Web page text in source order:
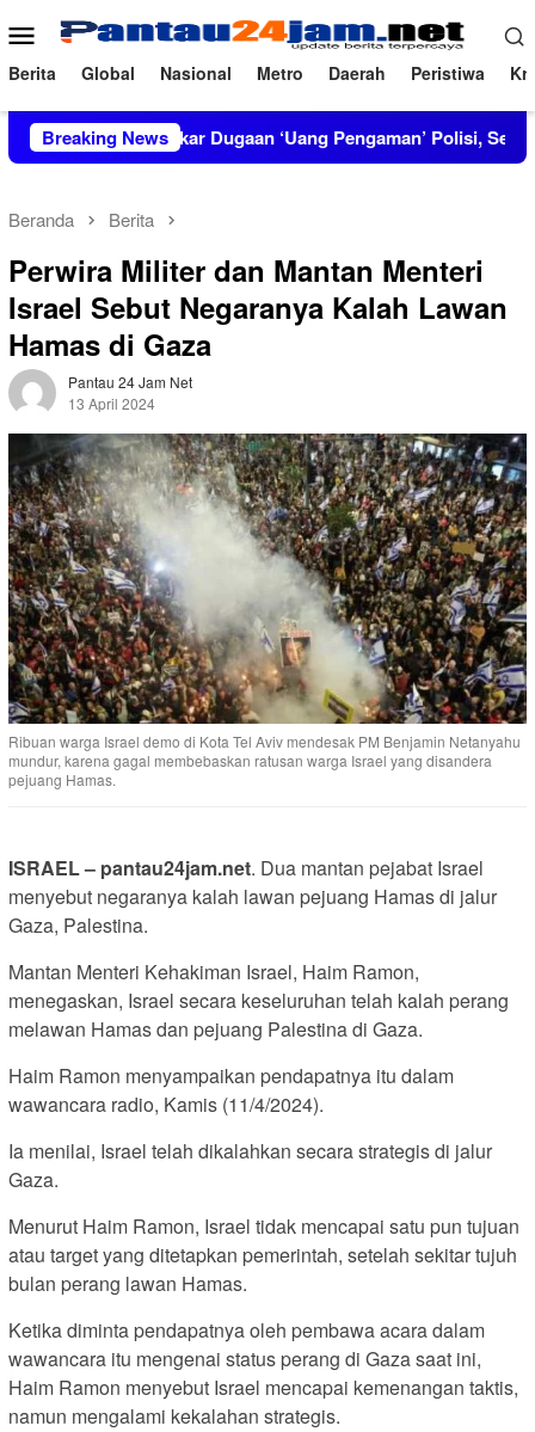
ke
konten
Menu
Mobile
Berita Global Nasional Metro Daerah Peristiwa
Breaking News
IRT Bongkar Dugaan ‘Uang Pengaman’ Polisi, Setor Rp2,5
Beranda Berita
Perwira Militer dan Mantan Menteri
Israel Sebut Negaranya Kalah Lawan
Hamas di Gaza
Pantau 24 Jam Net
13 April 2024
Ribuan warga Israel demo di Kota Tel Aviv mendesak PM Benjamin Netanyahu
mundur, karena gagal membebaskan ratusan warga Israel yang disandera
pejuang Hamas.
ISRAEL – pantau24jam.net. Dua mantan pejabat Israel
menyebut negaranya kalah lawan pejuang Hamas di jalur
Gaza, Palestina.
Mantan Menteri Kehakiman Israel, Haim Ramon,
menegaskan, Israel secara keseluruhan telah kalah perang
melawan Hamas dan pejuang Palestina di Gaza.
Haim Ramon menyampaikan pendapatnya itu dalam
wawancara radio, Kamis (11/4/2024).
Ia menilai, Israel telah dikalahkan secara strategis di jalur
Gaza.
Menurut Haim Ramon, Israel tidak mencapai satu pun tujuan
atau target yang ditetapkan pemerintah, setelah sekitar tujuh
bulan perang lawan Hamas.
Ketika diminta pendapatnya oleh pembawa acara dalam
wawancara itu mengenai status perang di Gaza saat ini,
Haim Ramon menyebut Israel mencapai kemenangan taktis,
namun mengalami kekalahan strategis.